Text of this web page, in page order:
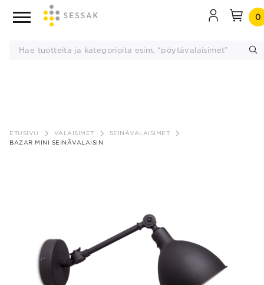
sisältöön
0
ETUSIVU VALAISIMET
SEINÄVALAISIMET
BAZAR MINI SEINÄVALAISIN